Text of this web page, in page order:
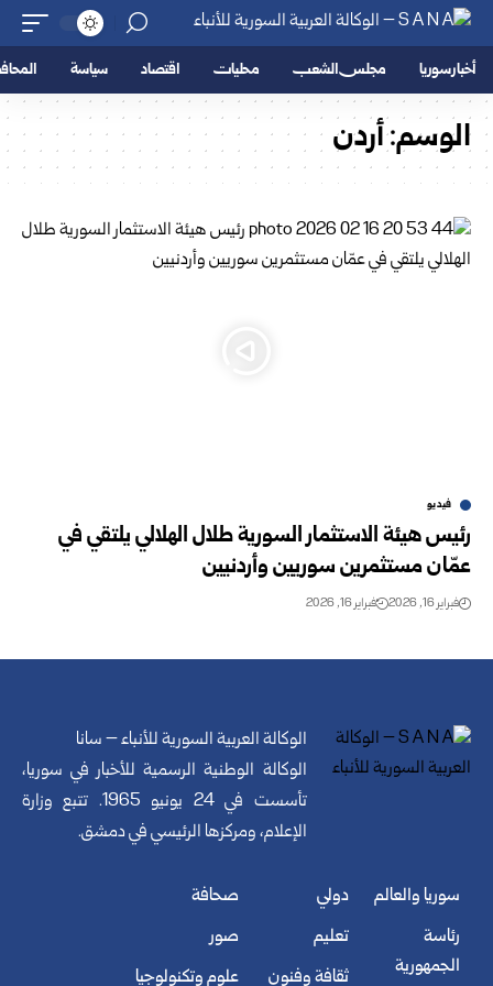
أخبار سوريا مجلس الشعب محليات اقتصاد سياسة
الوسم:أردن
فيديو
رئيس هيئة الاستثمار السورية طلال الهلالي يلتقي في
عمّان مستثمرين سوريين وأردنيين
فبراير 16, 2026 فبراير 16, 2026
الوكالة العربية السورية للأنباء – سانا
الوكالة الوطنية الرسمية للأخبار في سوريا،
تأسست في 24 يونيو 1965. تتبع وزارة
الإعلام، ومركزها الرئيسي في دمشق.
سوريا والعالم
رئاسة
الجمهورية
دولي
تعليم
ثقافة وفنون
صحافة
صور
علوم وتكنولوجيا